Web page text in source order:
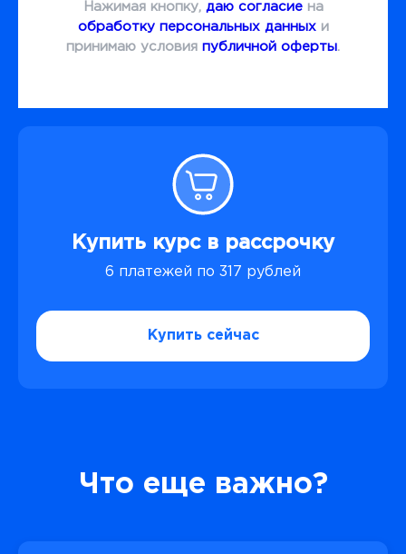
Нажимая кнопку, даю согласиена
обработку персональных данныхи
принимаю условия публичной оферты.
Купить курс в рассрочку
6 платежей по 317 рублей
Купить сейчас
Что еще важно?